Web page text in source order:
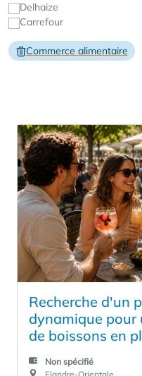
Commerce alimentaire
Delhaize
Carrefour
Recherche d'un
dynamique pour
de boissons en
Non spécifié